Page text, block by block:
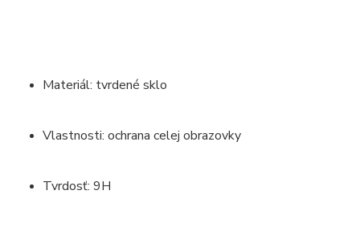
Materiál: tvrdené sklo
Vlastnosti: ochrana celej obrazovky
Tvrdosť: 9H